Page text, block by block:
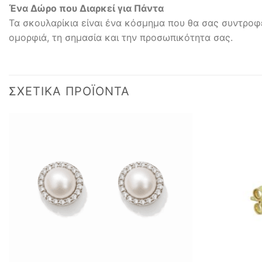
Ένα Δώρο που Διαρκεί για Πάντα
Τα σκουλαρίκια είναι ένα κόσμημα που θα σας
ομορφιά, τη σημασία και την προσωπικότητα σας.
ΣΧΕΤΙΚΆ ΠΡΟΪΌΝΤΑ